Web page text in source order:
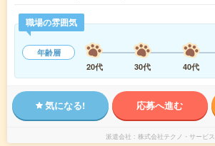
職場の雰囲気
年齢層
20代
30代 40代
気になる! 応募へ進む
派遣会社 株式会社テクノ・サービス